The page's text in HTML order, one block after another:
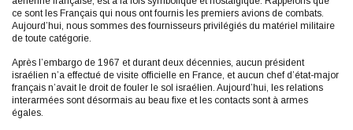
ce sont les Français qui nous ont fournis les premiers avions de combats.
Aujourd’hui, nous sommes des fournisseurs privilégiés du matériel militaire
de toute catégorie.
Après l’embargo de 1967 et durant deux décennies, aucun président
israélien n’a effectué de visite officielle en France, et aucun chef d’état-major
français n’avait le droit de fouler le sol israélien. Aujourd’hui, les relations
interarmées sont désormais au beau fixe et les contacts sont à armes
égales.